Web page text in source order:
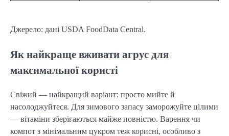
Джерело: дані USDA FoodData Central.
Як найкраще вживати агрус для
максимальної користі
Свіжий — найкращий варіант: просто мийте й
насолоджуйтеся. Для зимового запасу заморожуйте цілими
— вітаміни зберігаються майже повністю. Варення чи
компот з мінімальним цукром теж корисні, особливо з